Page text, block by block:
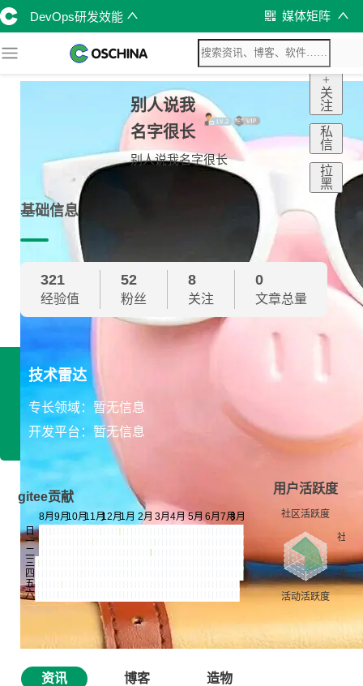
DevOps研发效能 媒体矩阵
别人说我
名字很长
别人说我名字很长
+
关
注
私
信
拉
黑
基础信息
321
经验值
52
粉丝
8
关注
0
文章总量
技术雷达
专长领域：暂无信息
开发平台：暂无信息
gitee贡献
用户活跃度
资讯 博客
造物